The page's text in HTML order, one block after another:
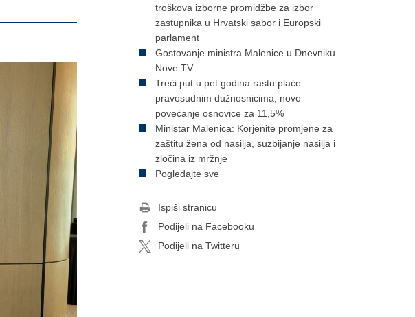
troškova izborne promidžbe za izbor
zastupnika u Hrvatski sabor i Europski
parlament
Gostovanje ministra Malenice u Dnevniku
Nove TV
Treći put u pet godina rastu plaće
pravosudnim dužnosnicima, novo
povećanje osnovice za 11,5%
Ministar Malenica: Korjenite promjene za
zaštitu žena od nasilja, suzbijanje nasilja i
zločina iz mržnje
Pogledajte sve
Ispiši stranicu
Podijeli na Facebooku
Podijeli na Twitteru